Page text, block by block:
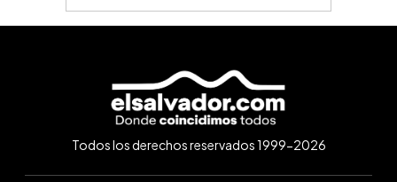
Todos los derechos reservados 1999-2026